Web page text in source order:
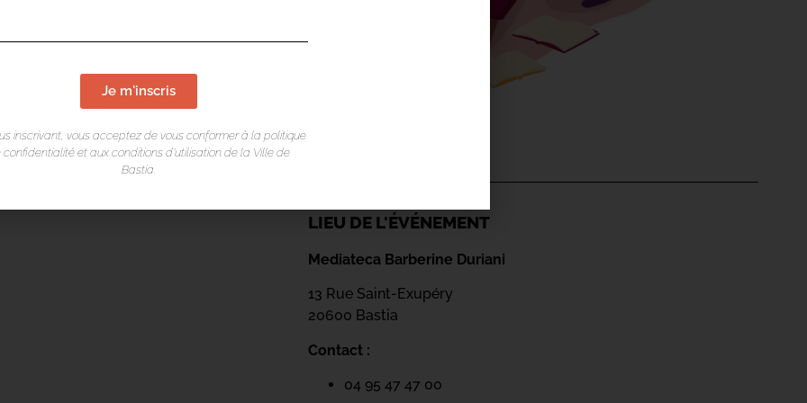
LIEU DE L'ÉVÉNEMENT
Mediateca Barberine Duriani
13 Rue Saint-Exupéry
20600 Bastia
Contact :
04 95 47 47 00
Je m'inscris
inscrivant, vous acceptez de vous conformer à la politique
confidentialité et aux conditions d’utilisation de la Ville de
Bastia.